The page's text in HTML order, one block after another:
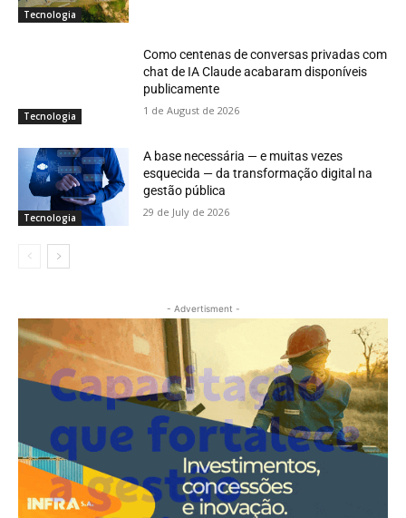
Tecnologia
Tecnologia
Como centenas de conversas privadas com
chat de IA Claude acabaram disponíveis
publicamente
1 de August de 2026
Tecnologia
A base necessária — e muitas vezes
esquecida — da transformação digital na
gestão pública
29 de July de 2026
- Advertisment -